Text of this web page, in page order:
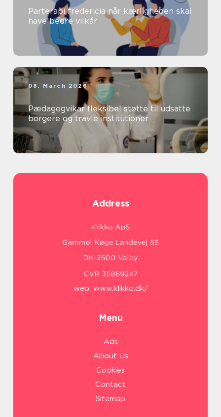
Parterapi fredericia når kærligheden skal
have bedre vilkår
08. March 2026
Pædagogvikar fleksibel støtte til udsatte
borgere og travle institutioner
Address
web: www.klikko.dk/
Menu
Ads
About Us
Cookies
Contact
Sitemap